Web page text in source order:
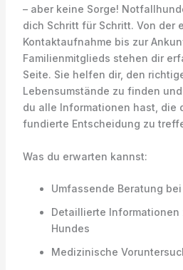
– aber keine Sorge!
dich Schritt für Schritt. Von der
Kontaktaufnahme bis zur
Familienmitglieds stehen dir
Seite. Sie helfen dir, den
Lebensumstände zu finden
du alle Informationen hast, die
fundierte Entscheidung zu
Was du erwarten kannst:
Umfassende Beratung
Detaillierte Informationen
Hundes
Medizinische